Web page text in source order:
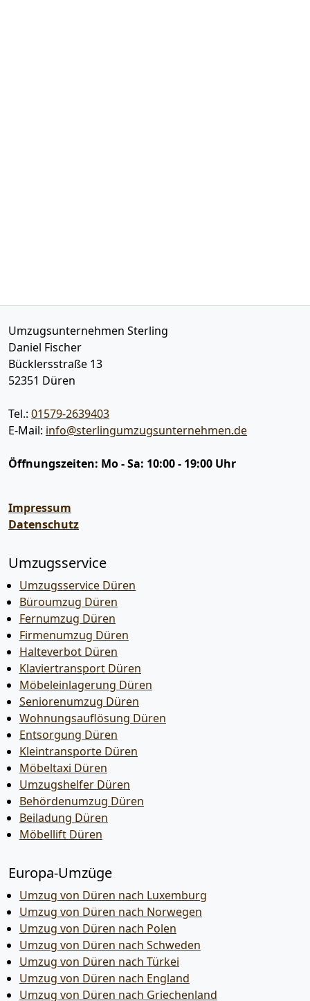
Umzugsunternehmen Sterling
Daniel Fischer
Bücklersstraße 13
52351 Düren
Tel.: 01579-2639403
E-Mail: info@sterlingumzugsunternehmen.de
Öffnungszeiten: Mo - Sa: 10:00 - 19:00 Uhr
Impressum
Datenschutz
Umzugsservice
Umzugsservice Düren
Büroumzug Düren
Fernumzug Düren
Firmenumzug Düren
Halteverbot Düren
Klaviertransport Düren
Möbeleinlagerung Düren
Seniorenumzug Düren
Wohnungsauflösung Düren
Entsorgung Düren
Kleintransporte Düren
Möbeltaxi Düren
Umzugshelfer Düren
Behördenumzug Düren
Beiladung Düren
Möbellift Düren
Europa-Umzüge
Umzug von Düren nach Luxemburg
Umzug von Düren nach Norwegen
Umzug von Düren nach Polen
Umzug von Düren nach Schweden
Umzug von Düren nach Türkei
Umzug von Düren nach England
Umzug von Düren nach Griechenland